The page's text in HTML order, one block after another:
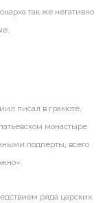
так же негативно
писал в грамоте,
монастыре
подперты, всего
ряда царских